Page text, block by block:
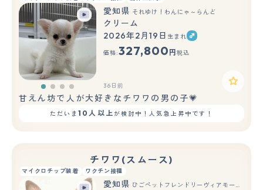
愛知県 それゆけ！わんにゃ～らんど
クリーム
2026年2月19日 生まれ
価格:327,800 円 税込
36日前
甘えん坊で人が大好きなチワワの男の子💗
ただいま10人以上が検討中！人気急上昇中です！
チワワ(スムース)
マイクロチップ装着 ワクチン接種
愛知県 ひごペットフレンドリーヴィアモール アピタ江南西店